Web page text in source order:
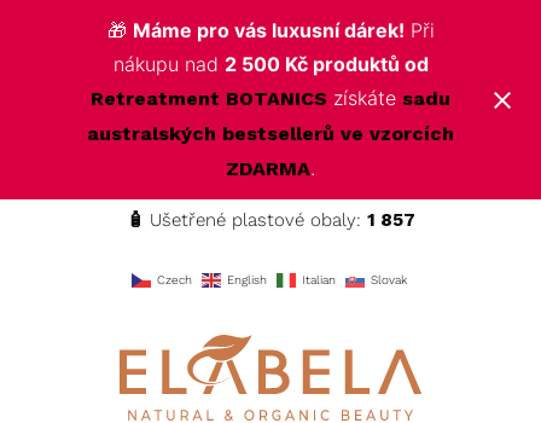
🎁 Máme pro vás luxusní dárek! Při
nákupu nad 2 500 Kč produktů od
Retreatment BOTANICS získáte sadu
australských bestsellerů ve vzorcích
ZDARMA.
🧴 Ušetřené plastové obaly: 1 857
Czech English Italian Slovak